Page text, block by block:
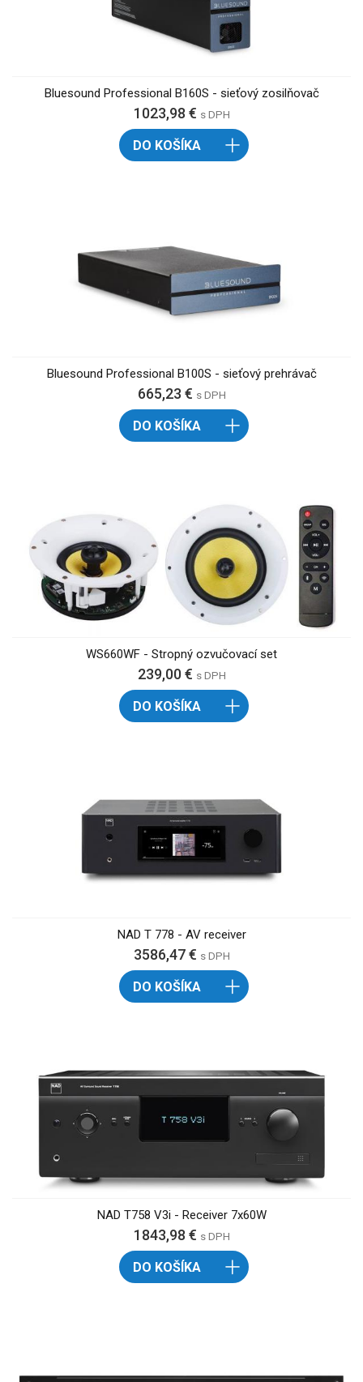
Bluesound Professional B160S - sieťový zosilňovač
1023,98 € s DPH
DO KOŠÍKA
Bluesound Professional B100S - sieťový prehrávač
665,23 € s DPH
DO KOŠÍKA
WS660WF - Stropný ozvučovací set
239,00 € s DPH
DO KOŠÍKA
NAD T 778 - AV receiver
3586,47 € s DPH
DO KOŠÍKA
NAD T758 V3i - Receiver 7x60W
1843,98 € s DPH
DO KOŠÍKA